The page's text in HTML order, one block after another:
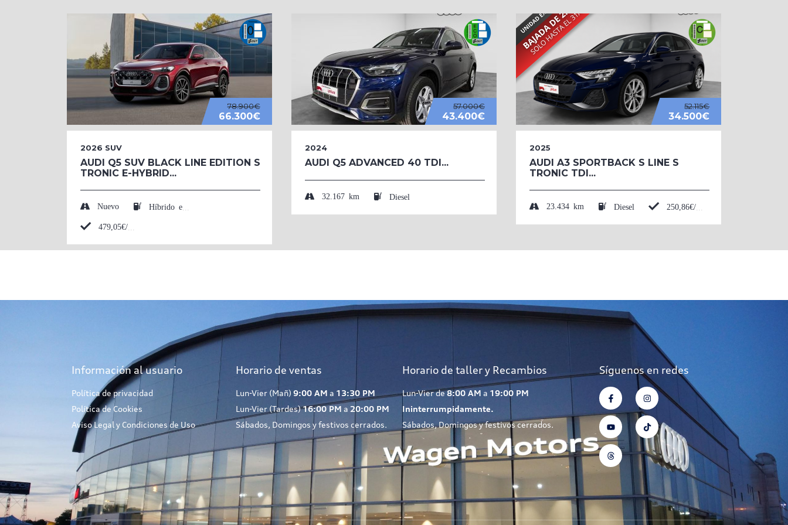
78.900€
66.300€
2026 SUV
AUDI Q5 SUV BLACK LINE EDITION S
TRONIC E-HYBRID...
Nuevo
57.000€
43.400€
2024
AUDI Q5 ADVANCED 40 TDI...
32.167 km Diesel
52.115€
34.500€
2025
AUDI A3 SPORTBACK S LINE S
TRONIC TDI...
23.434 km Diesel
Información al usuario
Política de privacidad
Política de Cookies
Aviso Legal y Condiciones de Uso
Horario de ventas
Lun-Vier (Mañ) 9:00 AM a 13:30 PM
Lun-Vier (Tardes)16:00 PM a 20:00 PM
Sábados, Domingos y festivos cerrados.
Horario de taller y Recambios
Lun-Vier de8:00 AM a 19:00 PM
Ininterrumpidamente.
Sábados, Domingos y festivos cerrados.
Síguenos en redes